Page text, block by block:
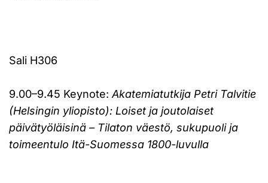
Sali H306
9.00–9.45 Keynote: Akatemiatutkija Petri Talvitie
(Helsingin yliopisto): Loiset ja joutolaiset
päivätyöläisinä – Tilaton väestö, sukupuoli ja
toimeentulo Itä-Suomessa 1800-luvulla